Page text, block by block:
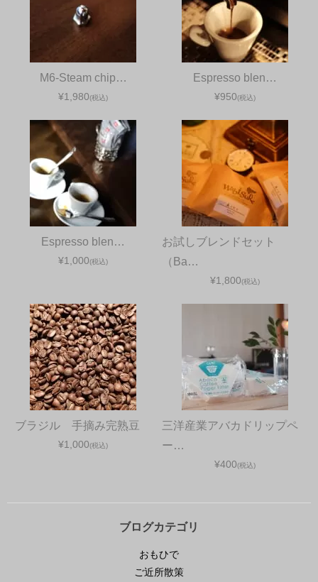
M6-Steam chip…
¥1,980(税込)
Espresso blen…
¥950(税込)
Espresso blen…
¥1,000(税込)
お試しブレンドセット
（Ba…
¥1,800(税込)
ブラジル 手摘み完熟豆
¥1,000(税込)
三洋産業アバカドリップペ
ー…
¥400(税込)
ブログカテゴリ
おもひで
ご近所散策